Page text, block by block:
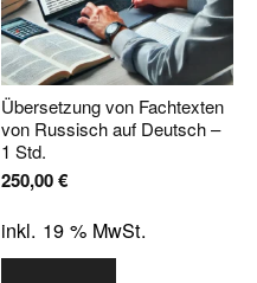
Übersetzung von Fachtexten
von Russisch auf Deutsch –
1 Std.
250,00€
inkl. 19 % MwSt.